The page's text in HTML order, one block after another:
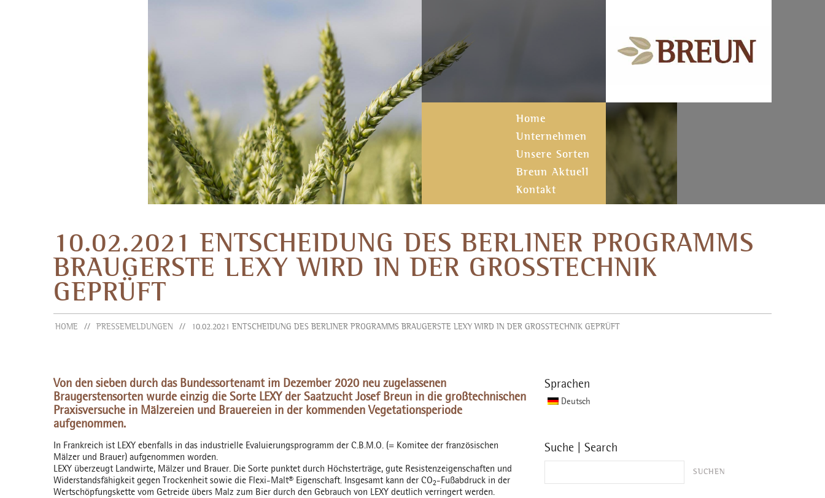
Home
Unternehmen
Unsere Sorten
Breun Aktuell
Kontakt
10.02.2021 ENTSCHEIDUNG DES BERLINER PROGRAMMS
BRAUGERSTE LEXY WIRD IN DER GROSSTECHNIK G
EPRÜFT
HOME PRESSEMELDUNGEN 10.02.2021 ENTSCHEIDUNG DES BERLINER PROGRAMMS BRAUGERSTE LEXY WIRD IN DER GROSSTECHNIK GEPRÜFT
Von den sieben durch das Bundessortenamt im Dezember 2020 neu zugelassenen
Braugerstensorten wurde einzig die Sorte LEXY der Saatzucht Josef Breun in die großtechnischen
Praxisversuche in Mälzereien und Brauereien in der kommenden Vegetationsperiode
aufgenommen.
In Frankreich ist LEXY ebenfalls in das industrielle Evaluierungsprogramm der C.B.M.O. (= Komitee der französischen
Mälzer und Brauer) aufgenommen worden.
LEXY überzeugt Landwirte, Mälzer und Brauer. Die Sorte punktet durch Höchsterträge, gute Resistenzeigenschaften und
Widerstandsfähigkeit gegen Trockenheit sowie die Flexi-Malt® Eigenschaft. Insgesamt kann der CO2-Fußabdruck in der
Wertschöpfungskette vom Getreide übers Malz zum Bier durch den Gebrauch von LEXY deutlich verringert werden.
Sprachen
Deutsch
Suche | Search